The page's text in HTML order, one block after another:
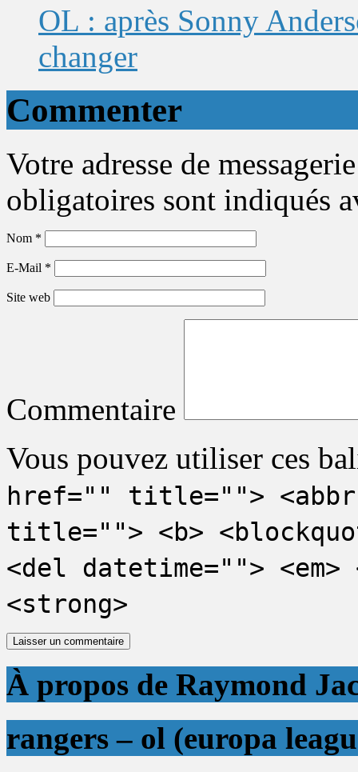
OL : après Sonny
changer
Commenter
Votre adresse de
obligatoires sont indiqués
Nom *
E-Mail *
Site web
Commentaire
Vous pouvez utiliser ces
href="" title="">
title=""> <b>
<del datetime="">
<strong>
À propos de Raymond
rangers – ol (europa